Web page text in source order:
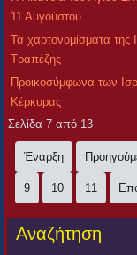
11 Αυγούστου
Τα χαρτονομίσματα της
Τραπέζης
Προικοσύμφωνα των
Κέρκυρας
Σελίδα 7 από 13
Έναρξη
9 10 11
Αναζήτηση